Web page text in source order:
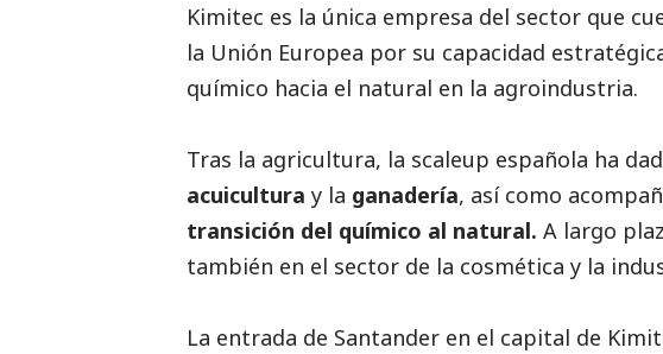
Kimitec es la única empresa del sector que
la Unión Europea por su capacidad
químico hacia el natural en la agroindustria.
Tras la agricultura, la scaleup española ha
acuicultura y la ganadería, así como
transición del químico al natural. A largo
también en el sector de la cosmética y la
La entrada de Santander en el capital de